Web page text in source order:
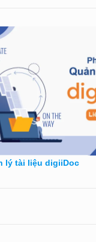
lý tài liệu digiiDoc